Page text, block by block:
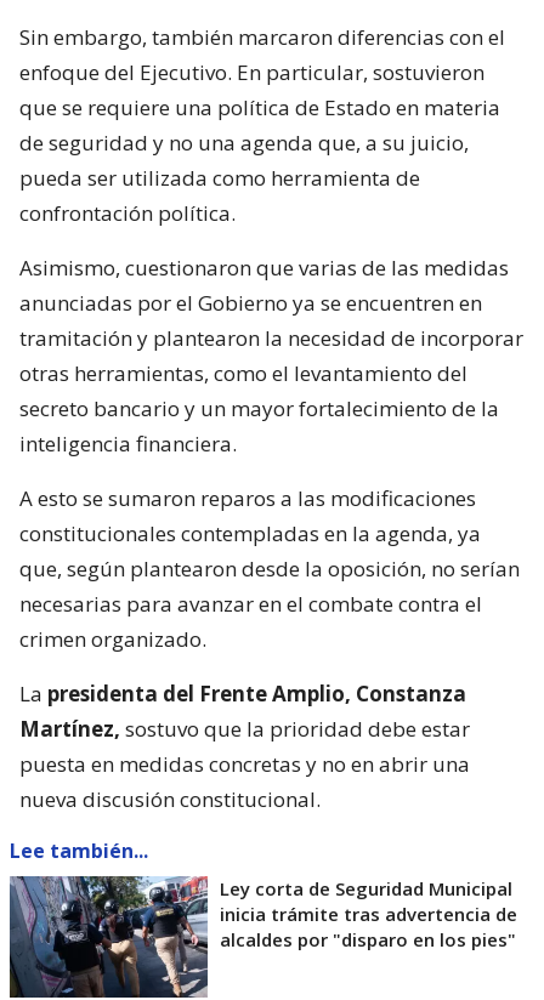
Sin embargo, también marcaron diferencias con el
enfoque del Ejecutivo. En particular, sostuvieron
que se requiere una política de Estado en materia
de seguridad y no una agenda que, a su juicio,
pueda ser utilizada como herramienta de
confrontación política.
Asimismo, cuestionaron que varias de las medidas
anunciadas por el Gobierno ya se encuentren en
tramitación y plantearon la necesidad de incorporar
otras herramientas, como el levantamiento del
secreto bancario y un mayor fortalecimiento de la
inteligencia financiera.
A esto se sumaron reparos a las modificaciones
constitucionales contempladas en la agenda, ya
que, según plantearon desde la oposición, no serían
necesarias para avanzar en el combate contra el
crimen organizado.
La presidenta del Frente Amplio, Constanza
Martínez, sostuvo que la prioridad debe estar
puesta en medidas concretas y no en abrir una
nueva discusión constitucional.
Lee también...
Ley corta de Seguridad Municipal
inicia trámite tras advertencia de
alcaldes por "disparo en los pies"